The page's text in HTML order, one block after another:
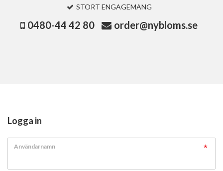
STORT ENGAGEMANG
0480-44 42 80 order@nybloms.se
Logga in
Användarnamn